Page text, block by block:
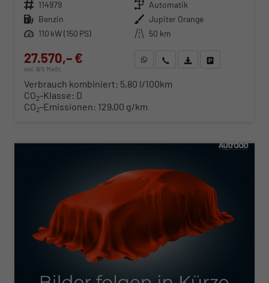
Fahrzeugnr. 114979 Getriebe Automatik
Kraftstoff Benzin Außenfarbe Jupiter Orange
Leistung 110 kW (150 PS) Kilometerstand 50 km
27.570,– €
incl. 19% MwSt.
WhatsApp anfragen
Wir rufen Sie anFahrzeugexposé (PDF)
Verbrauch kombiniert: 5,80 l/100km
CO2-Klasse: D
CO2-Emissionen: 129,00 g/km